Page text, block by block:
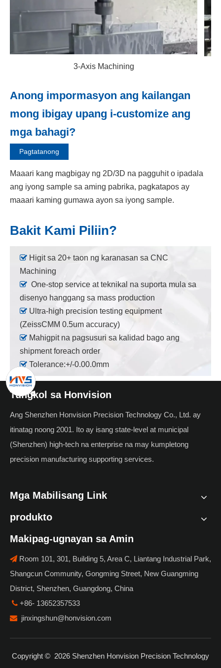
3-Axis Machining
Anong impormasyon ang kailangan
mong ibigay upang i-customize ang
mga bahagi?
Pagtatanong
Maaari kang magbigay ng 2D/3D na pagguhit o ipadala
ang iyong sample sa aming pabrika, pagkatapos ay
maaari kaming gumawa ayon sa iyong sample.
Bakit Kami Piliin?
 Higit sa 20+ taon ng karanasan sa CNC
Machining
 One-stop service at teknikal na suporta mula sa
disenyo hanggang sa mass production
 Ultra-high precision testing equipment
(ZeissCMM 0.5um accuracy)
 Mahigpit na pagsusuri sa kalidad bago ang
shipment foreach order
 Tolerance:+/-0.00.0mm
Tungkol sa Honvision
Ang Shenzhen Honvision Precision Technology Co., Ltd. ay
itinatag noong 2001. Ito ay isang state-level at municipal
(Shenzhen) high-tech na enterprise na may kumpletong
precision manufacturing supporting services.
Mga Mabilisang Link
produkto
Makipag-ugnayan sa Amin
 Room 101, 301, Building 5, Area C, Liantang Industrial Park,
Shangcun Community, Gongming Street, New Guangming
District, Shenzhen, Guangdong, China
 +86- 13652357533
 jinxingshun@honvision.com
Copyright © 2026 Shenzhen Honvision Precision Technology